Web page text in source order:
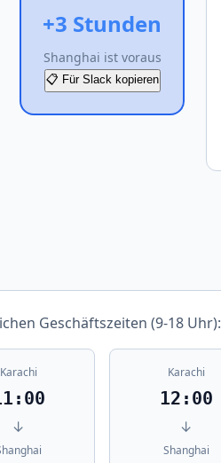
+3 Stunden
Shanghai ist voraus
📋 Für Slack kopieren
Geschäftszeiten (9-18 Uhr):
Karachi
↓
Karachi
12:00
↓
Shanghai